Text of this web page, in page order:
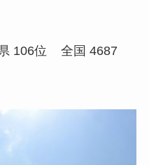
106位
全国 4687